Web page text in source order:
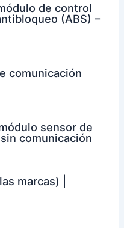
de control
(ABS) –
comunicación
sensor de
comunicación
marcas) |